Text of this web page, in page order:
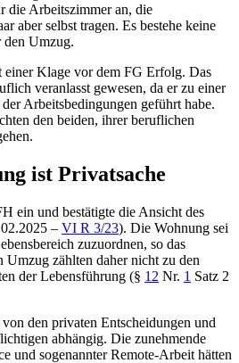
die Arbeitszimmer an, die
aber selbst tragen. Es bestehe keine
den Umzug.
einer Klage vor dem FG Erfolg. Das
veranlasst gewesen, da er zu einer
Arbeitsbedingungen geführt habe.
den beiden, ihrer beruflichen
ist Privatsache
ein und bestätigte die Ansicht des
– VI R 3/23). Die Wohnung sei
zuzuordnen, so das
zählten daher nicht zu den
der Lebensführung (§ 12 Nr. 1 Satz 2
den privaten Entscheidungen und
abhängig. Die zunehmende
und sogenannter Remote-Arbeit hätten